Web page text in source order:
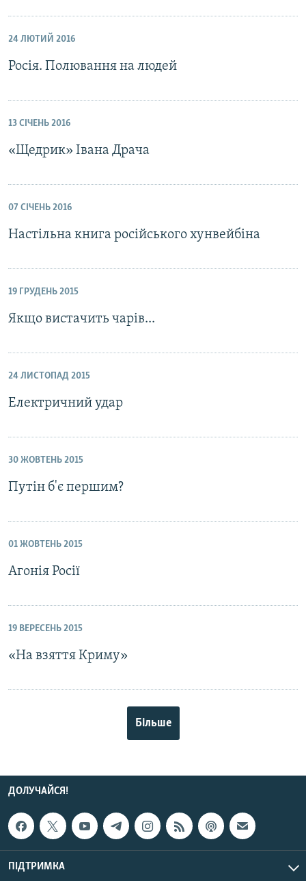
24 ЛЮТИЙ 2016
Росія. Полювання на людей
13 СІЧЕНЬ 2016
«Щедрик» Івана Драча
07 СІЧЕНЬ 2016
Настільна книга російського хунвейбіна
19 ГРУДЕНЬ 2015
Якщо вистачить чарів...
24 ЛИСТОПАД 2015
Електричний удар
30 ЖОВТЕНЬ 2015
Путін б'є першим?
01 ЖОВТЕНЬ 2015
Агонія Росії
19 ВЕРЕСЕНЬ 2015
«На взяття Криму»
Більше
ДОЛУЧАЙСЯ!
ПІДТРИМКА